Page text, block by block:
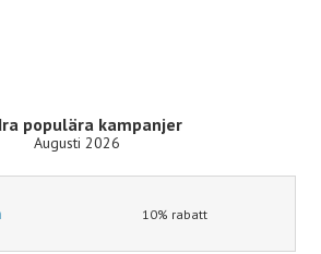
populära kampanjer
Augusti 2026
10% rabatt